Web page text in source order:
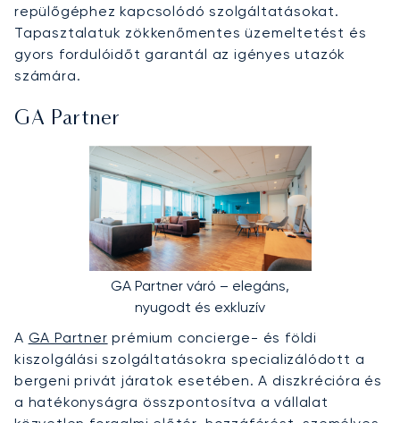
repülőgéphez kapcsolódó szolgáltatásokat.
Tapasztalatuk zökkenőmentes üzemeltetést és
gyors fordulóidőt garantál az igényes utazók
számára.
GA Partner
GA Partner váró – elegáns,
nyugodt és exkluzív
A GA Partner prémium concierge- és földi
kiszolgálási szolgáltatásokra specializálódott a
bergeni privát járatok esetében. A diszkrécióra és
a hatékonyságra összpontosítva a vállalat